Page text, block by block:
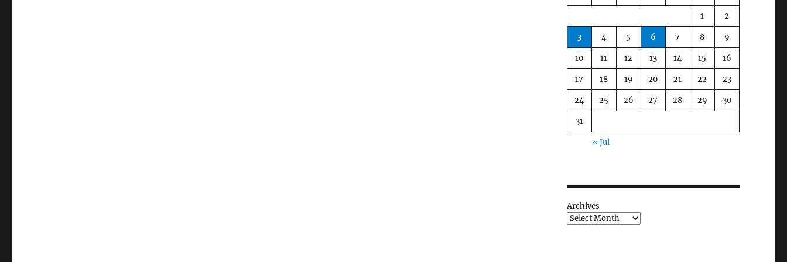
1 2
3 4 5 6 7 8 9
10 11 12 13 14 15 16
17 18 19 20 21 22 23
24 25 26 27 28 29 30
31
« Jul
Archives